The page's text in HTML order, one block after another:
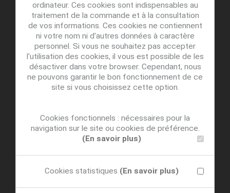
ordinateur. Ces cookies sont indispensables au
traitement de la commande et à la consultation
de vos informations. Ces cookies ne contiennent
ni votre nom ni d'autres données à caractère
personnel. Si vous ne souhaitez pas accepter
l'utilisation des cookies, il vous est possible de les
désactiver dans votre browser. Cependant, nous
ne pouvons garantir le bon fonctionnement de ce
site si vous choisissez cette option.
Cookies fonctionnels : nécessaires pour la
navigation sur le site ou cookies de préférence.
(En savoir plus)
Cookies statistiques (En savoir plus)